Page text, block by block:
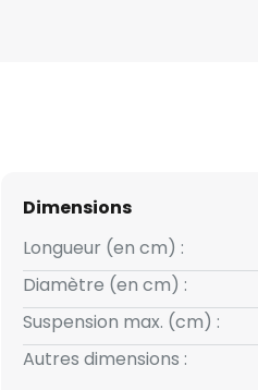
Dimensions
Longueur (en cm) :
Diamètre (en cm) :
Suspension max. (cm) :
Autres dimensions :